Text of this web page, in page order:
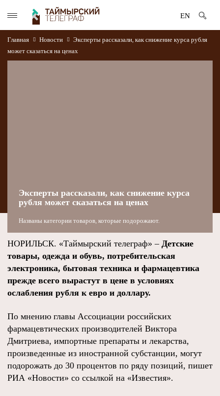
EN
Главная Новости
Эксперты рассказали, как снижение курса рубля
может сказаться на ценах
Эксперты рассказали, как снижение курса
рубля может сказаться на ценах
Названы категории товаров, которые подорожают.
НОРИЛЬСК. «Таймырский телеграф» – Детские
товары, одежда и обувь, потребительская
электроника, бытовая техника и фармацевтика
прежде всего вырастут в цене в условиях
ослабления рубля к евро и доллару.
По мнению главы Ассоциации российских
фармацевтических производителей Виктора
Дмитриева, импортные препараты и лекарства,
произведенные из иностранной субстанции, могут
подорожать до 30 процентов по ряду позиций, пишет
РИА «Новости» со ссылкой на «Известия».